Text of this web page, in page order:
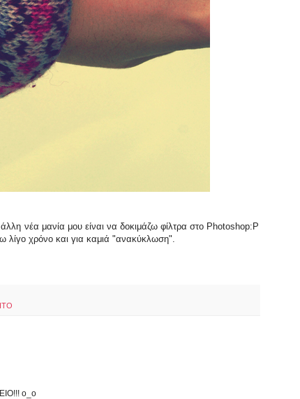
νέα μανία μου είναι να δοκιμάζω φίλτρα στο Photoshop:P
χρόνο και για καμιά "ανακύκλωση".
ο_ο